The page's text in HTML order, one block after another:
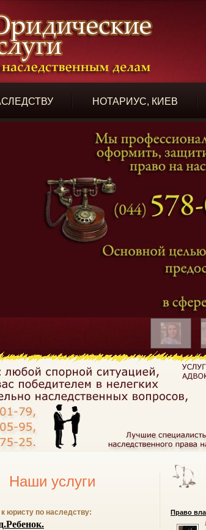
НОТАРИУС, КИЕВ
Наши услуги
юристу по наследству:
Право